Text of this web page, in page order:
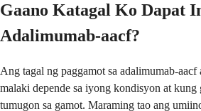
Gaano Katagal Ko Dapat
Adalimumab-aacf?
Ang tagal ng paggamot sa adalimumab-
malaki depende sa iyong kondisyon at kung
tumugon sa gamot. Maraming tao ang